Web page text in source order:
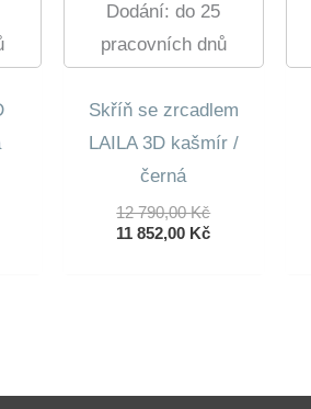
Dodání: do 25
pracovních dnů
Skříň se zrcadlem
LAILA 3D kašmír /
černá
12 790,00KčPůvodní
Cena
11 852,00 KčAktuální